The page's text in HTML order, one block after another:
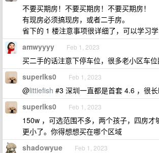
不要买期房！不要买期房！不要买期房！
有现房必须搞现房，或者二手房。
省下的 1 楼注意事项很详细了，可以学习学
amwyyyy Feb 1, 2023
买二手的话注意下停车位，很多老小区车位
superlks0 Feb 1, 2023
@littiefish #3 深圳一直都是首套 4.6 ，很
superlks0 Feb 1, 2023
150w ，可选范围不多，两个孩子，四房才
更小了。你得想想买在哪个区域
shadowyue Feb 1, 2023